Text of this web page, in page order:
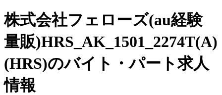
株式会社フェローズ(au経験
量販)HRS_AK_1501_2274T(A)
(HRS)のバイト・パート求人
情報